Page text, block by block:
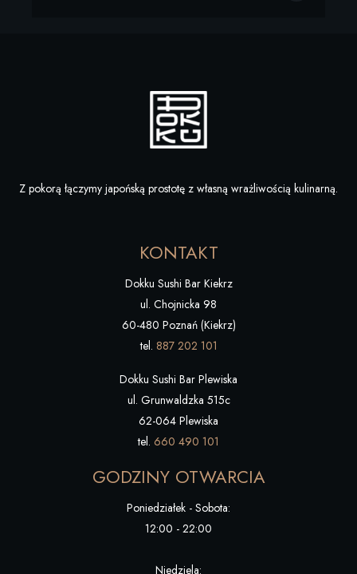
KONTAKT
Dokku Sushi Bar Kiekrz
ul. Chojnicka 98
60-480 Poznań (Kiekrz)
tel. 887 202 101
Dokku Sushi Bar Plewiska
ul. Grunwaldzka 515c
62-064 Plewiska
tel. 660 490 101
Z pokorą łączymy japońską prostotę z własną wrażliwością kulinarną.
GODZINY OTWARCIA
Poniedziałek - Sobota:
12:00 - 22:00
Niedziela: